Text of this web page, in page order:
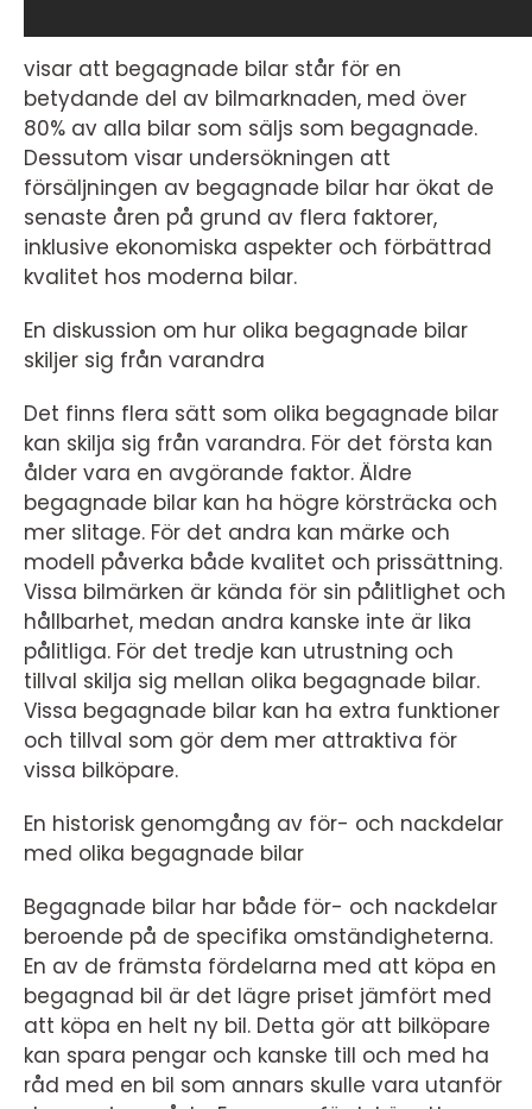
visar att begagnade bilar står för en
betydande del av bilmarknaden, med över
80% av alla bilar som säljs som begagnade.
Dessutom visar undersökningen att
försäljningen av begagnade bilar har ökat de
senaste åren på grund av flera faktorer,
inklusive ekonomiska aspekter och förbättrad
kvalitet hos moderna bilar.
En diskussion om hur olika begagnade bilar
skiljer sig från varandra
Det finns flera sätt som olika begagnade bilar
kan skilja sig från varandra. För det första kan
ålder vara en avgörande faktor. Äldre
begagnade bilar kan ha högre körsträcka och
mer slitage. För det andra kan märke och
modell påverka både kvalitet och prissättning.
Vissa bilmärken är kända för sin pålitlighet och
hållbarhet, medan andra kanske inte är lika
pålitliga. För det tredje kan utrustning och
tillval skilja sig mellan olika begagnade bilar.
Vissa begagnade bilar kan ha extra funktioner
och tillval som gör dem mer attraktiva för
vissa bilköpare.
En historisk genomgång av för- och nackdelar
med olika begagnade bilar
Begagnade bilar har både för- och nackdelar
beroende på de specifika omständigheterna.
En av de främsta fördelarna med att köpa en
begagnad bil är det lägre priset jämfört med
att köpa en helt ny bil. Detta gör att bilköpare
kan spara pengar och kanske till och med ha
råd med en bil som annars skulle vara utanför